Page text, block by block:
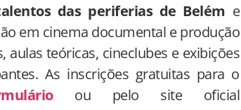
das periferias de Belém e
em cinema documental e produção
aulas teóricas, cineclubes e exibições
As inscrições gratuitas para o
ou pelo site oficial